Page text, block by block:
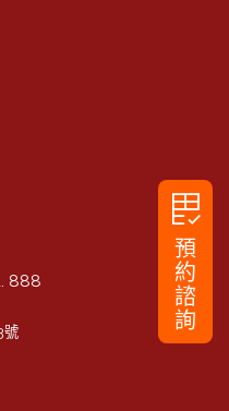
rubric
預
約
諮
詢
888
號